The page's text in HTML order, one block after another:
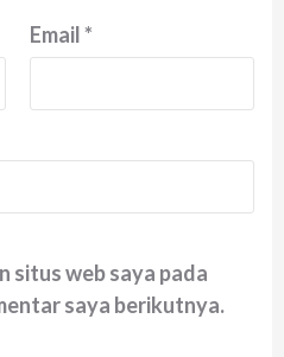
Email*
situs web saya pada
saya berikutnya.